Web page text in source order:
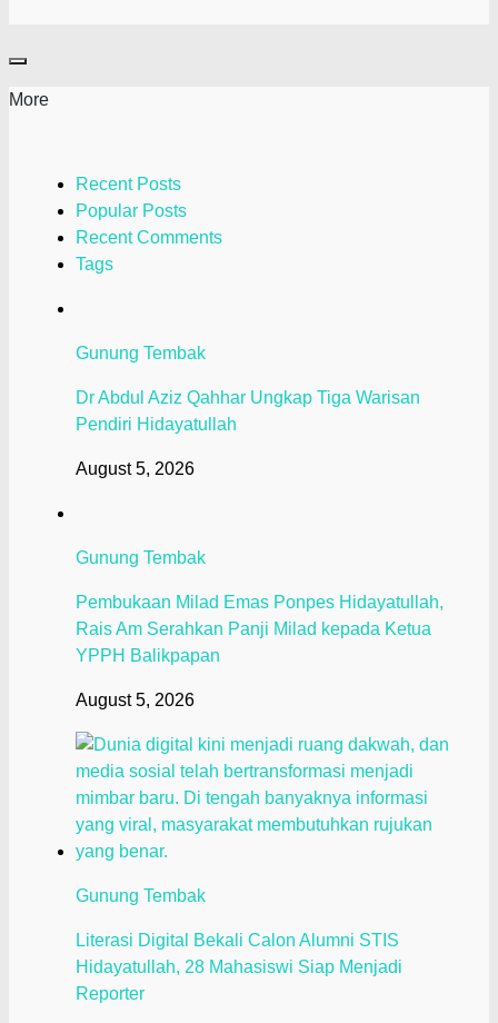
More
Recent Posts
Popular Posts
Recent Comments
Tags
Gunung Tembak
Dr Abdul Aziz Qahhar Ungkap Tiga Warisan
Pendiri Hidayatullah
August 5, 2026
Gunung Tembak
Pembukaan Milad Emas Ponpes Hidayatullah,
Rais Am Serahkan Panji Milad kepada Ketua
YPPH Balikpapan
August 5, 2026
Gunung Tembak
Literasi Digital Bekali Calon Alumni STIS
Hidayatullah, 28 Mahasiswi Siap Menjadi
Reporter